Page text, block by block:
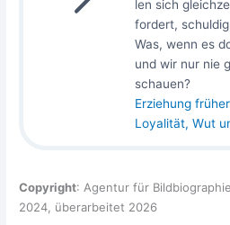
len sich
for­dert,
Was, wenn es
und wir nur nie
schau­en?
Erzie­hung
Loya­li­tät, Wut
Copy­right: Agen­tur für
2024, über­ar­bei­tet 2026